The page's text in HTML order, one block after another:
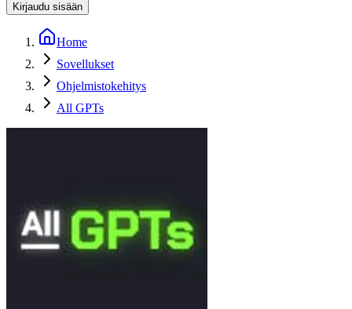
Kirjaudu sisään
Home
Sovellukset
Ohjelmistokehitys
All GPTs